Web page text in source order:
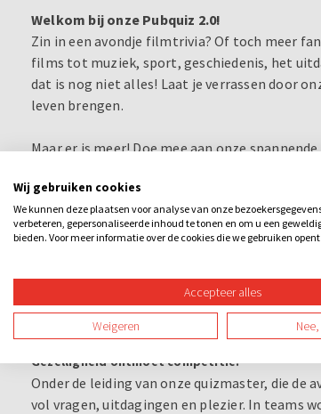
Welkom bij onze Pubquiz 2.0!
Zin in een avondje filmtrivia? Of toch meer
films tot muziek, sport, geschiedenis, het
dat is nog niet alles! Laat je verrassen door
leven brengen.
Maar er is meer! Doe mee aan onze
hoger/lager vragen. Tijdens de Pubquiz
meerkeuzevragen en bewijs je wie de snelste
En natuurlijk, tussendoor houden we de
Tijdens onze doe-opdrachten is plezier
enthousiaste huisvriend Harry thema's uit te
liggen verboden woorden op de loer!
Gezelligheid ontmoet competitie!
Onder de leiding van onze quizmaster, die de
vol vragen, uitdagingen en plezier. In teams
Wij gebruiken cookies
We kunnen deze plaatsen voor analyse van onze
verbeteren, gepersonaliseerde inhoud te tonen en om u een
bieden. Voor meer informatie over de cookies die we gebruiken
Accepteer alles
Weigeren